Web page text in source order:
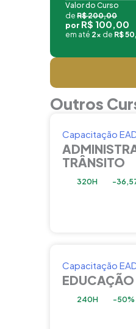
Valor do Curso
de R$ 200,00
por R$ 100,00
em até 2x de R$
Outros
Capacitação
TRÂNSITO
320H -
Capacitação
240H -50%